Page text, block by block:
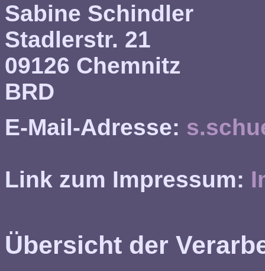
Sabine Schindler
Stadlerstr. 21
09126 Chemnitz
BRD
E-Mail-Adresse:
Link zum Impressum:
Übersicht der